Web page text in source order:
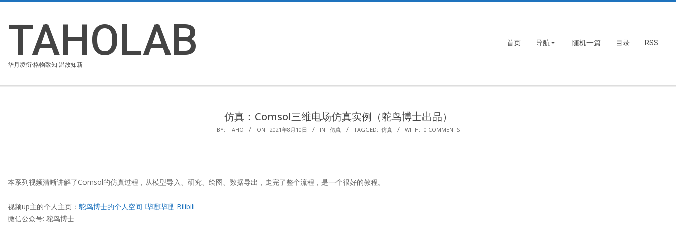
content
TAHOLAB
华月凌衍·格物致知·温故知新
首页 导航 随机一篇 目录 RSS
仿真：Comsol三维电场仿真实例（鸵鸟博士出品）
BY: TAHO ON: 2021年8月10日 IN: 仿真 TAGGED: 仿真 WITH: 0 COMMENTS
本系列视频清晰讲解了Comsol的仿真过程，从模型导入、研究、绘图、数据导出，走完了整个流程，是一个很好的教程。
视频up主的个人主页： 鸵鸟博士的个人空间_哔哩哔哩_Bilibili
微信公众号: 鸵鸟博士